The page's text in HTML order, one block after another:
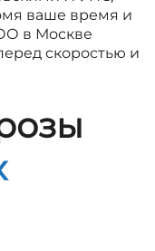
ваше время и
в Москве
скоростью и